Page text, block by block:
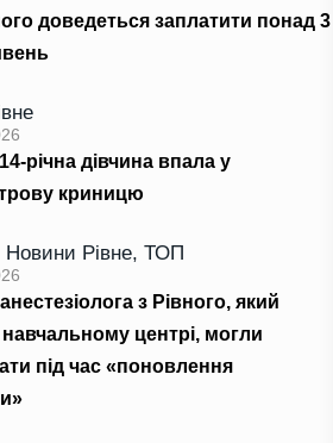
доведеться заплатити понад 3
річна дівчина впала у
криницю
Новини Рівне, ТОП
з Рівного, який
навчальному центрі, могли
під час «поновлення